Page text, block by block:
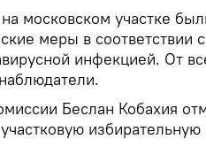
московском участке
меры в
инфекцией. От
Беслан Кобахия